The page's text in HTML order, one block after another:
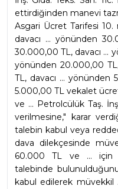
ettirdiğinden manevi
Asgari Ücret Tarifesi 10.
davacı ... yönünden
30.000,00 TL, davacı ...
yönünden 20.000,00
TL, davacı ... yönünden
5.000,00 TL vekalet
ve ... Petrolcülük Taş.
verilmesine," karar
talebin kabul veya
dava dilekçesinde
60.000 TL ve ... için
talebinde
kabul edilerek